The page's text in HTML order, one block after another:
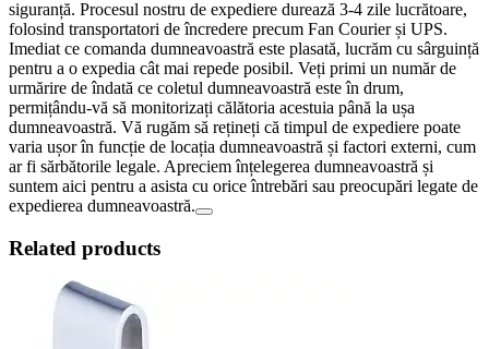
siguranță. Procesul nostru de expediere durează 3-4 zile lucrătoare,
folosind transportatori de încredere precum Fan Courier și UPS.
Imediat ce comanda dumneavoastră este plasată, lucrăm cu sârguință
pentru a o expedia cât mai repede posibil. Veți primi un număr de
urmărire de îndată ce coletul dumneavoastră este în drum,
permițându-vă să monitorizați călătoria acestuia până la ușa
dumneavoastră. Vă rugăm să rețineți că timpul de expediere poate
varia ușor în funcție de locația dumneavoastră și factori externi, cum
ar fi sărbătorile legale. Apreciem înțelegerea dumneavoastră și
suntem aici pentru a asista cu orice întrebări sau preocupări legate de
expedierea dumneavoastră.
Related products